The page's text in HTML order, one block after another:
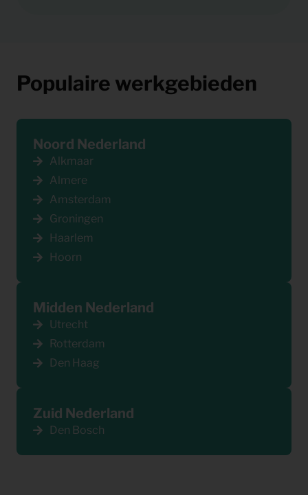
Populaire werkgebieden
Noord Nederland
Alkmaar
Almere
Amsterdam
Groningen
Haarlem
Hoorn
Midden Nederland
Utrecht
Rotterdam
Den Haag
Zuid Nederland
Den Bosch